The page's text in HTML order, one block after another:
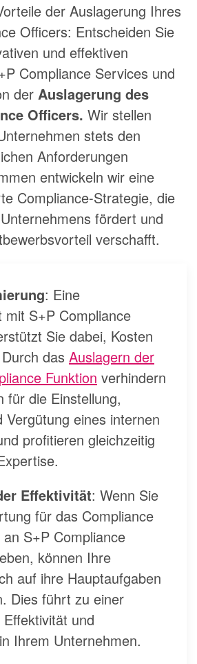
der Auslagerung Ihres
Officers: Entscheiden Sie
und effektiven
Compliance Services und
der Auslagerung des
Officers. Wir stellen
stets den
Anforderungen
entwickeln wir eine
Compliance-Strategie, die
fördert und
verschafft.
: Eine
mit S+P Compliance
Sie dabei, Kosten
das Auslagern der
Funktion verhindern
für die Einstellung,
Vergütung eines internen
profitieren gleichzeitig
Effektivität: Wenn Sie
für das Compliance
S+P Compliance
können Ihre
auf ihre Hauptaufgaben
Dies führt zu einer
und
Ihrem Unternehmen.